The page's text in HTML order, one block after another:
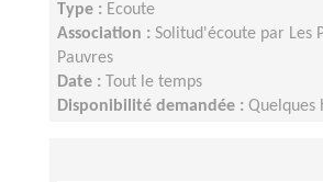
Type : Ecoute
Association : Solitud'écoute par Les
Pauvres
Date :
Tout le temps
Disponibilité demandée : Quelques